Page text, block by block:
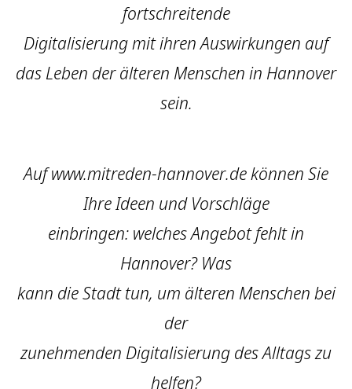
fortschreitende
Digitalisierung mit ihren Auswirkungen auf
das Leben der älteren Menschen in Hannover
sein.
Auf www.mitreden-hannover.de können Sie
Ihre Ideen und Vorschläge
einbringen: welches Angebot fehlt in
Hannover? Was
kann die Stadt tun, um älteren Menschen bei
der
zunehmenden Digitalisierung des Alltags zu
helfen?